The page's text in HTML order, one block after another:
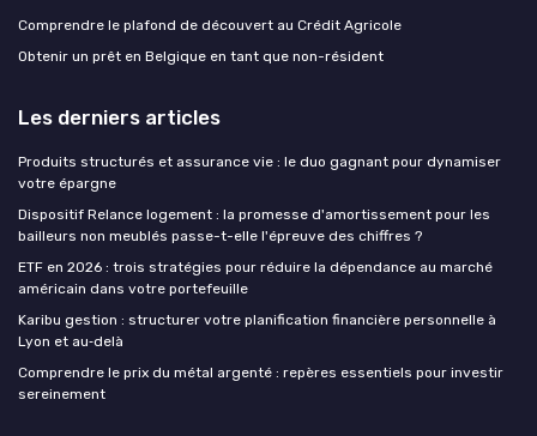
Comprendre le plafond de découvert au Crédit Agricole
Obtenir un prêt en Belgique en tant que non-résident
Les derniers articles
Produits structurés et assurance vie : le duo gagnant pour dynamiser
votre épargne
Dispositif Relance logement : la promesse d'amortissement pour les
bailleurs non meublés passe-t-elle l'épreuve des chiffres ?
ETF en 2026 : trois stratégies pour réduire la dépendance au marché
américain dans votre portefeuille
Karibu gestion : structurer votre planification financière personnelle à
Lyon et au‑delà
Comprendre le prix du métal argenté : repères essentiels pour investir
sereinement